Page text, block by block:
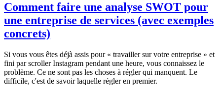
Comment faire une analyse SWOT pour
une entreprise de services (avec exemples
concrets)
Si vous vous êtes déjà assis pour « travailler sur votre entreprise » et
fini par scroller Instagram pendant une heure, vous connaissez le
problème. Ce ne sont pas les choses à régler qui manquent. Le
difficile, c'est de savoir laquelle régler en premier.